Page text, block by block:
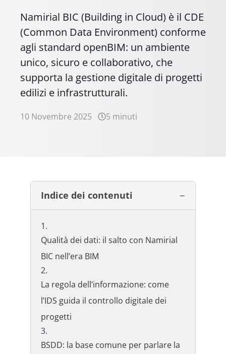
Namirial BIC (Building in Cloud) è il CDE
(Common Data Environment) conforme
agli standard openBIM: un ambiente
unico, sicuro e collaborativo, che
supporta la gestione digitale di progetti
edilizi e infrastrutturali.
10 Novembre 2025 5 minuti
Indice dei contenuti
Qualità dei dati: il salto con Namirial
BIC nell’era BIM
La regola dell’informazione: come
l’IDS guida il controllo digitale dei
progetti
BSDD: la base comune per parlare la